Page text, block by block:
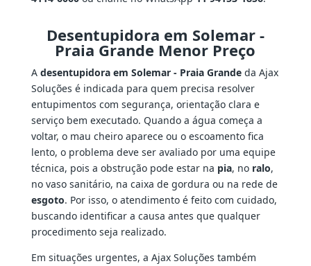
Desentupidora em Solemar -
Praia Grande Menor Preço
A desentupidora em Solemar - Praia Grandeda Ajax
Soluções é indicada para quem precisa resolver
entupimentos com segurança, orientação clara e
serviço bem executado. Quando a água começa a
voltar, o mau cheiro aparece ou o escoamento fica
lento, o problema deve ser avaliado por uma equipe
técnica, pois a obstrução pode estar na pia, no ralo,
no vaso sanitário, na caixa de gordura ou na rede de
esgoto. Por isso, o atendimento é feito com cuidado,
buscando identificar a causa antes que qualquer
procedimento seja realizado.
Em situações urgentes, a Ajax Soluções também